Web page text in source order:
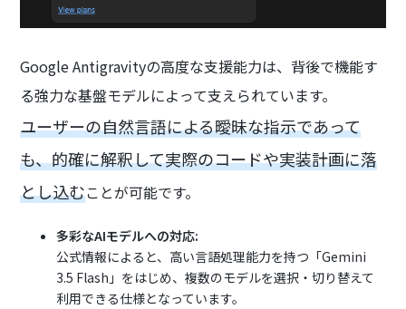
Google Antigravityの高度な支援能力は、背後で機能す
る強力な基盤モデルによって支えられています。
ユーザーの自然言語による曖昧な指示であって
も、的確に解釈して実際のコードや実装計画に落
とし込むことが可能です。
多彩なAIモデルへの対応:
公式情報によると、高い言語処理能力を持つ「Gemini
3.5 Flash」をはじめ、複数のモデルを選択・切り替えて
利用できる仕様となっています。